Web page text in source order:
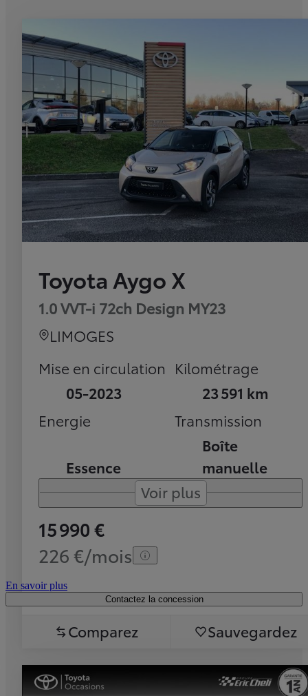
Toyota Aygo X
1.0 VVT-i 72ch Design MY23
LIMOGES
Mise en circulation
05-2023
Kilométrage
23 591 km
Energie
Essence
Transmission
Boîte
manuelle
Voir plus
15 990 €
226 €/mois
En savoir plus
Contactez la concession
Comparez Sauvegardez